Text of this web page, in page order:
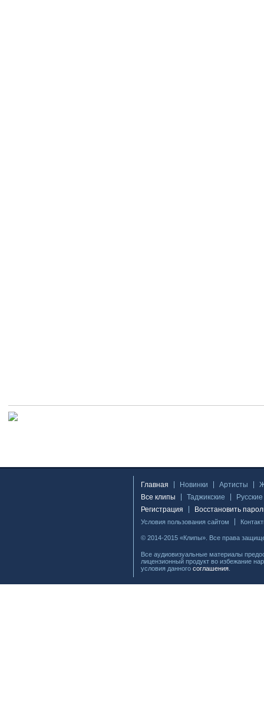
Главная Новинки Артисты
Все клипы
Таджикские
Русские
Регистрация
Восстановить
Условия пользования сайтом
© 2014-2015 «Клипы». Все права
Все аудиовизуальные материалы
лицензионный продукт во избежание
условия данного соглашения